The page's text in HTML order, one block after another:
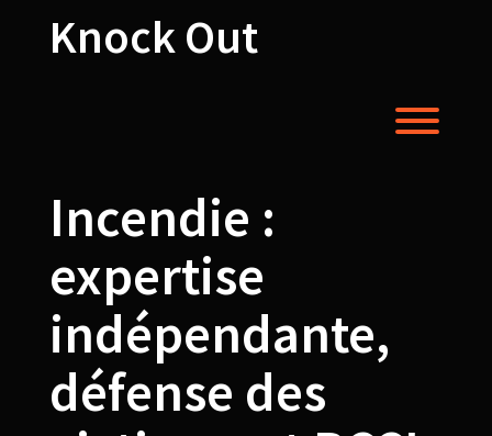
Knock Out
Incendie :
expertise
indépendante,
défense des